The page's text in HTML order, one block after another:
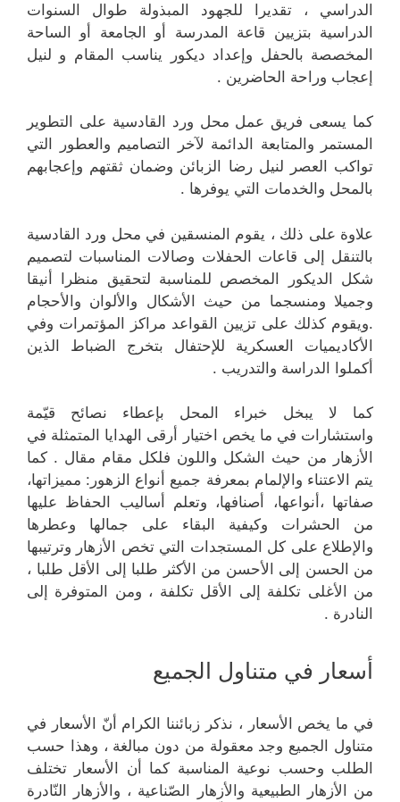
الدراسي ، تقديرا للجهود المبذولة طوال السنوات
الدراسية بتزيين قاعة المدرسة أو الجامعة أو الساحة
المخصصة بالحفل وإعداد ديكور يناسب المقام و لنيل
إعجاب وراحة الحاضرين .
كما يسعى فريق عمل محل ورد القادسية على التطوير
المستمر والمتابعة الدائمة لآخر التصاميم والعطور التي
تواكب العصر لنيل رضا الزبائن وضمان ثقتهم وإعجابهم
بالمحل والخدمات التي يوفرها .
علاوة على ذلك ، يقوم المنسقين في محل ورد القادسية
بالتنقل إلى قاعات الحفلات وصالات المناسبات لتصميم
شكل الديكور المخصص للمناسبة لتحقيق منظرا أنيقا
وجميلا ومنسجما من حيث الأشكال والألوان والأحجام
.ويقوم كذلك على تزيين القواعد مراكز المؤتمرات وفي
الأكاديميات العسكرية للإحتفال بتخرج الضباط الذين
أكملوا الدراسة والتدريب .
كما لا يبخل خبراء المحل بإعطاء نصائح قيّمة
واستشارات في ما يخص اختيار أرقى الهدايا المتمثلة في
الأزهار من حيث الشكل واللون فلكل مقام مقال . كما
يتم الاعتناء والإلمام بمعرفة جميع أنواع الزهور: مميزاتها،
صفاتها ،أنواعها، أصنافها، وتعلم أساليب الحفاظ عليها
من الحشرات وكيفية البقاء على جمالها وعطرها
والإطلاع على كل المستجدات التي تخص الأزهار وترتيبها
من الحسن إلى الأحسن من الأكثر طلبا إلى الأقل طلبا ،
من الأغلى تكلفة إلى الأقل تكلفة ، ومن المتوفرة إلى
النادرة .
أسعار في متناول الجميع
في ما يخص الأسعار ، نذكر زبائننا الكرام أنّ الأسعار في
متناول الجميع وجد معقولة من دون مبالغة ، وهذا حسب
الطلب وحسب نوعية المناسبة كما أن الأسعار تختلف
من الأزهار الطبيعية والأزهار الصّناعية ، والأزهار النّادرة